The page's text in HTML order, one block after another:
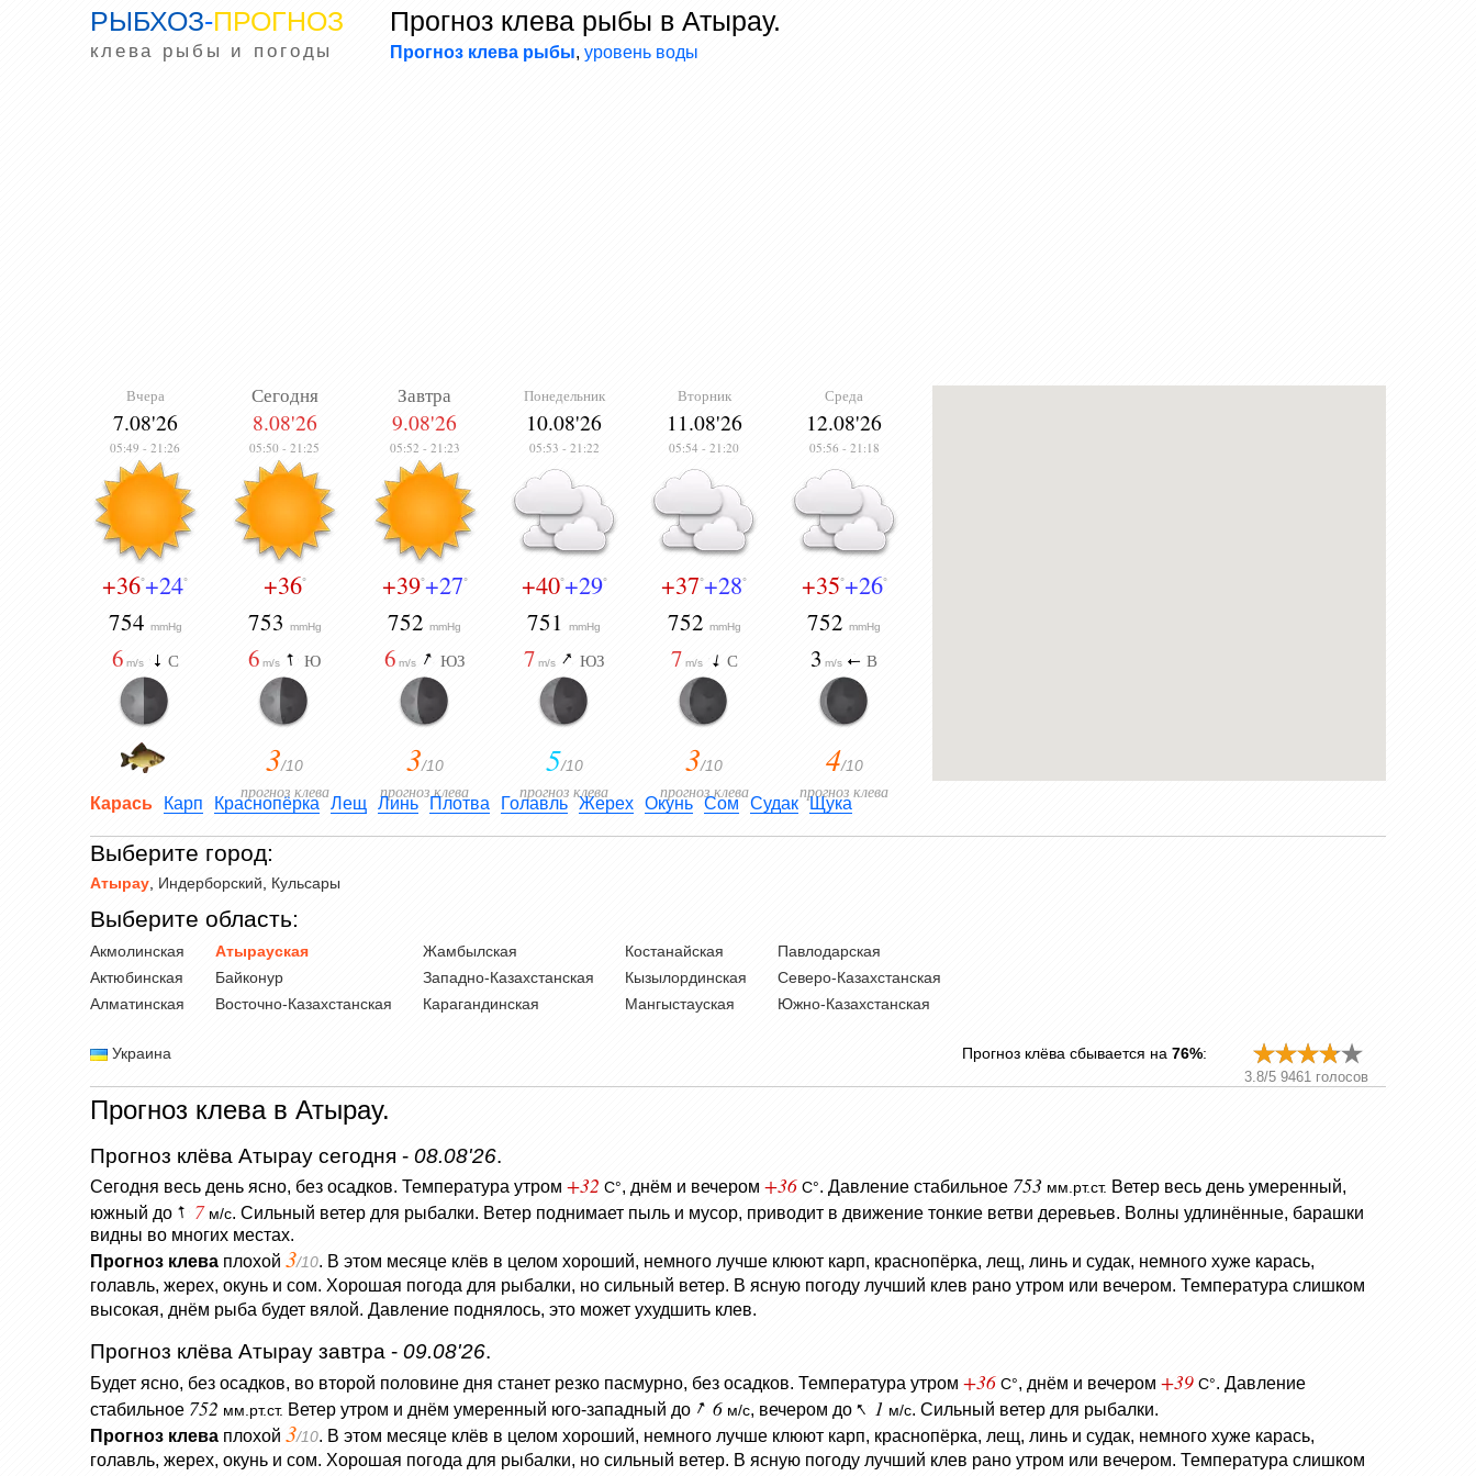
РЫБХОЗ-ПРОГНОЗ
клева рыбы и погоды
Прогноз клева рыбы в Атырау.
Прогноз клева рыбы, уровень воды
Вчера
7.08'26
05:49 - 21:26
+36°+24°
754 mmHg
6 m/s С
Сегодня
8.08'26
05:50 -21:25
+36°
753 mmHg
6 m/s Ю
3/10
прогноз клева
Завтра
9.08'26
05:52 - 21:23
+39°+27°
752mmHg
6 m/s ЮЗ
3/10
прогноз клева
Понедельник
10.08'26
05:53 - 21:22
+40°+29°
751mmHg
7 m/s ЮЗ
5/10
прогноз клева
Вторник
11.08'26
05:54 -21:20
+37°+28°
752 mmHg
7 m/s С
3/10
прогноз клева
Среда
12.08'26
05:56 - 21:18
+35°+26°
752mmHg
3 m/s В
4/10
прогноз клева
Карась Карп Краснопёрка Лещ Линь Плотва Голавль Жерех Окунь Сом Судак Щука
Выберите город:
Атырау Индерборский Кульсары
Выберите область:
Акмолинская
Актюбинская
Алматинская
Атырауская
Байконур
Восточно-Казахстанская
Жамбылская
Западно-Казахстанская
Карагандинская
Костанайская
Кызылординская
Мангыстауская
Павлодарская
Северо-Казахстанская
Южно-Казахстанская
Украина Прогноз клёва сбывается на 76%:
3.8/5 9461 голосов
Прогноз клева в Атырау.
Прогноз клёва Атырау сегодня - 08.08'26.
Сегодня весь день ясно, без осадков. Температура утром +32 C°, днём и вечером +36 C°. Давление стабильное 753 мм.рт.ст. Ветер весь день умеренный,
южный до
7 м/с. Сильный ветер для рыбалки. Ветер поднимает пыль и мусор, приводит в движение тонкие ветви деревьев. Волны удлинённые, барашки
видны во многих местах.
Прогноз клева плохой 3/10. В этом месяце клёв в целом хороший, немного лучше клюют карп, краснопёрка, лещ, линь и судак, немного хуже карась,
голавль, жерех, окунь и сом. Хорошая погода для рыбалки, но сильный ветер. В ясную погоду лучший клев рано утром или вечером. Температура слишком
высокая, днём рыба будет вялой. Давление поднялось, это может ухудшить клев.
Прогноз клёва Атырау завтра - 09.08'26.
Будет ясно, без осадков, во второй половине дня станет резко пасмурно, без осадков. Температура утром +36 C°, днём и вечером +39 C°. Давление
стабильное 752 мм.рт.ст. Ветер утром и днём умеренный юго-западный до 6 м/с, вечером до 1 м/с. Сильный ветер для рыбалки.
Прогноз клева плохой 3/10. В этом месяце клёв в целом хороший, немного лучше клюют карп, краснопёрка, лещ, линь и судак, немного хуже карась,
голавль, жерех, окунь и сом. Хорошая погода для рыбалки, но сильный ветер. В ясную погоду лучший клев рано утром или вечером. Температура слишком